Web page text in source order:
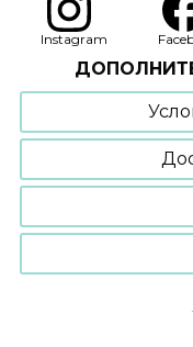
вариаций.
Опции
странице
Instagram